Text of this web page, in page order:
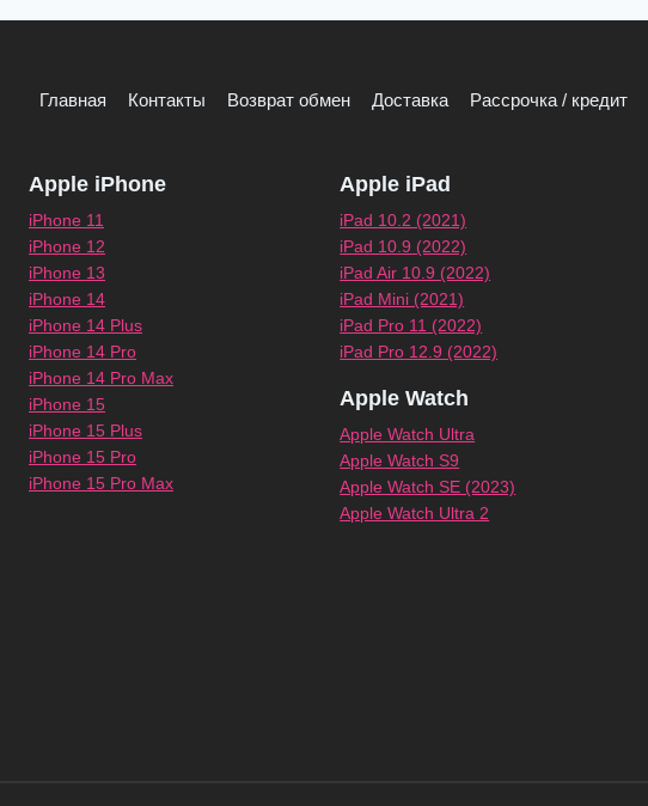
Главная Контакты Возврат обмен Доставка Рассрочка / кредит
Apple iPhone
iPhone 11
iPhone 12
iPhone 13
iPhone 14
iPhone 14 Plus
iPhone 14 Pro
iPhone 14 Pro Max
iPhone 15
iPhone 15 Plus
iPhone 15 Pro
iPhone 15 Pro Max
Apple iPad
iPad 10.2 (2021)
iPad 10.9 (2022)
iPad Air 10.9 (2022)
iPad Mini (2021)
iPad Pro 11 (2022)
iPad Pro 12.9 (2022)
Apple Watch
Apple Watch Ultra
Apple Watch S9
Apple Watch SE (2023)
Apple Watch Ultra 2